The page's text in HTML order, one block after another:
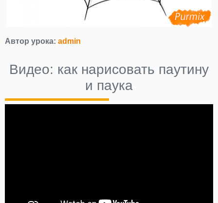
Автор урока: admin
Видео: как нарисовать паутину
и паука